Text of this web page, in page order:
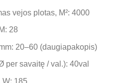
vejos plotas, M²: 4000
28
20–60 (daugiapakopis)
per savaitę / val.): 40val
W: 185